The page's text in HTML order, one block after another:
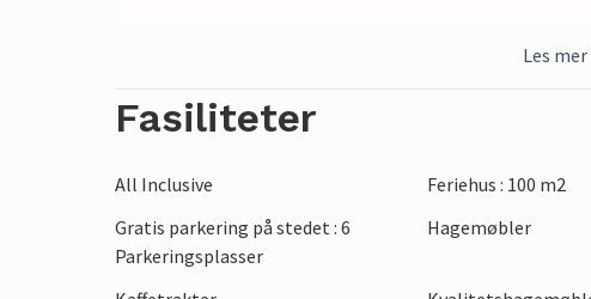
Du kan tilbringe avslappende timer på den
avrunder avslapningsopplevelsen og sørger
Omgivelsene innbyr til fotturer og sykkelturer
innlandet. Besøk de sjarmerende
Les mer
Fasiliteter
All Inclusive Feriehus : 100 m2
Gratis parkering på stedet : 6
Parkeringsplasser
Hagemøbler